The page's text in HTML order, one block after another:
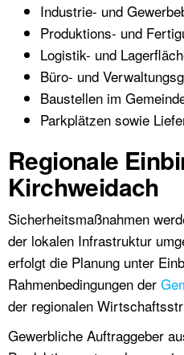
Industrie- und
Produktions- und
Logistik- und
Büro- und
Baustellen im
Parkplätzen sowie
Regionale
Kirchweidach
Sicherheitsmaßnahmen
der lokalen Infrastruktur
erfolgt die Planung unter
Rahmenbedingungen der
der regionalen
Gewerbliche Auftraggeber